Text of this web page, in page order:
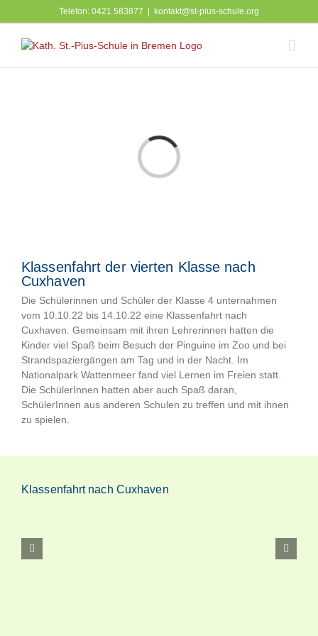
Inhalt
springen
Telefon: 0421 583877 kontakt@st-pius-schule.org
Laden...
Klassenfahrt der vierten Klasse nach
Cuxhaven
Die Schülerinnen und Schüler der Klasse 4 unternahmen
vom 10.10.22 bis 14.10.22 eine Klassenfahrt nach
Cuxhaven. Gemeinsam mit ihren Lehrerinnen hatten die
Kinder viel Spaß beim Besuch der Pinguine im Zoo und bei
Strandspaziergängen am Tag und in der Nacht. Im
Nationalpark Wattenmeer fand viel Lernen im Freien statt.
Die SchülerInnen hatten aber auch Spaß daran,
SchülerInnen aus anderen Schulen zu treffen und mit ihnen
zu spielen.
Klassenfahrt nach Cuxhaven